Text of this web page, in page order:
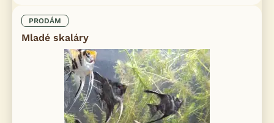
PRODÁM
Mladé skaláry